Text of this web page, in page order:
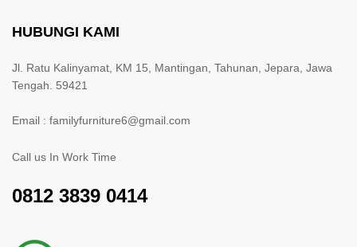
HUBUNGI KAMI
Jl. Ratu Kalinyamat, KM 15, Mantingan, Tahunan, Jepara, Jawa
Tengah. 59421
Email : familyfurniture6@gmail.com
Call us In Work Time
0812 3839 0414